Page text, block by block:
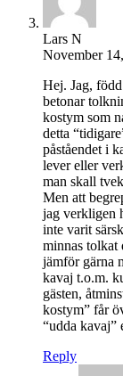
Lars N
November
Hej. Jag,
betonar
kostym som
detta
påståendet i
lever eller
man skall
Men att
jag verkligen
inte varit
minnas tolkat
jämför gärna
kavaj t.o.m.
gästen,
kostym” får
“udda kavaj”
Reply